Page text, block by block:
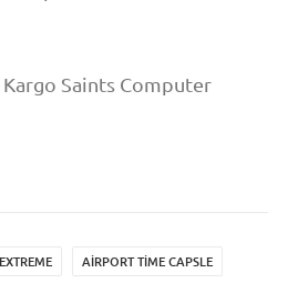
AIRPORT TIME CAPSLE